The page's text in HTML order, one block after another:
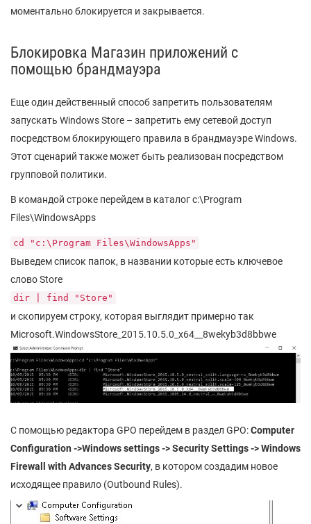
моментально блокируется и закрывается.
Блокировка Магазин приложений с
помощью брандмауэра
Еще один действенный способ запретить пользователям
запускать Windows Store – запретить ему сетевой доступ
посредством блокирующего правила в брандмауэре Windows.
Этот сценарий также может быть реализован посредством
групповой политики.
В командой строке перейдем в каталог c:\Program
Files\WindowsApps
cd "c:\Program Files\WindowsApps"
Выведем список папок, в названии которые есть ключевое
слово Store
dir | find "Store"
и скопируем строку, которая выглядит примерно так
Microsoft.WindowsStore_2015.10.5.0_x64__8wekyb3d8bbwe
С помощью редактора GPO перейдем в раздел GPO:Computer
Configuration ->Windows settings -> Security Settings -> Windows
Firewall with Advances Security, в котором создадим новое
исходящее правило (Outbound Rules).